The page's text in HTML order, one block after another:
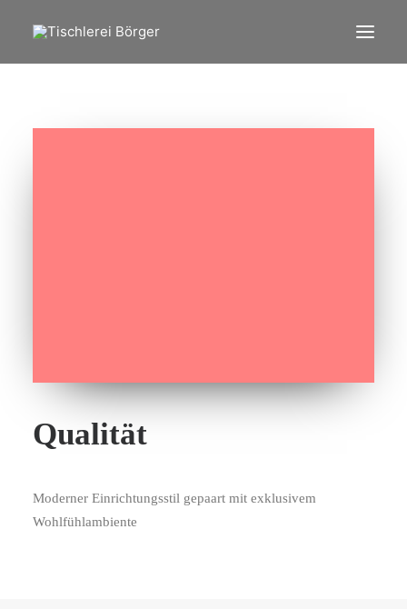
Qualität
Moderner Einrichtungsstil gepaart mit exklusivem
Wohlfühlambiente